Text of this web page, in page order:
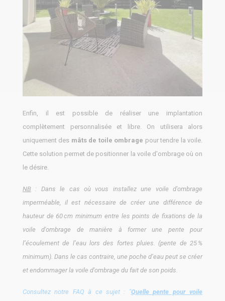
Enfin, il est possible de réaliser une implantation
complètement personnalisée et libre. On utilisera alors
uniquement des mâts de toile ombrage pour tendre la voile.
Cette solution permet de positionner la voile d'ombrage où on
le désire.
NB : Dans le cas où vous installez une voile d'ombrage
imperméable, il est nécessaire de créer une différence de
hauteur de 60 cm minimum entre les points de fixations de la
voile d'ombrage de manière à former une pente pour
l’écoulement de l’eau lors des fortes pluies. (pente de 25 %
minimum). Dans le cas contraire, une poche d’eau peut se créer
et endommager la voile d'ombrage du fait de son poids.
Consultez notre FAQ à ce sujet : "Quelle pente pour voile